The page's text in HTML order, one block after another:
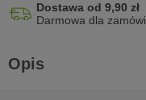
Dostawa od 9,90 zł
Darmowa dla
Opis